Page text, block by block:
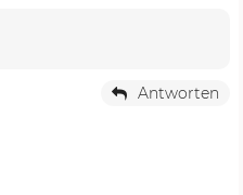
Antworten